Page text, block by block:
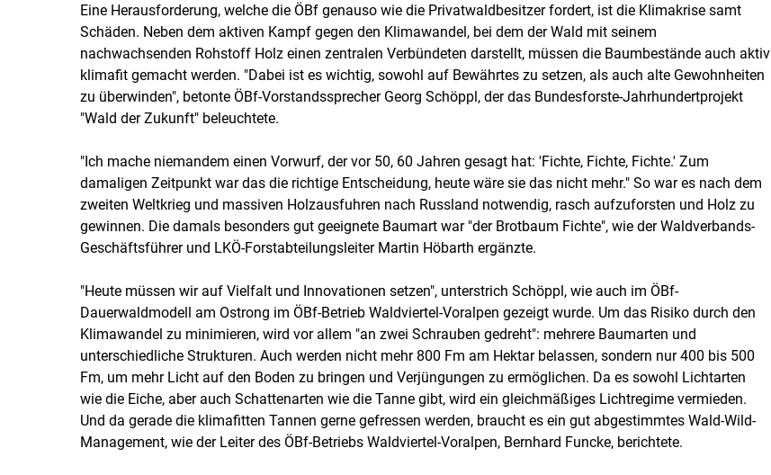
Skip to main content
Eine Herausforderung, welche die ÖBf genauso wie die Privatwaldbesitzer fordert, ist die Klimakrise samt
Schäden. Neben dem aktiven Kampf gegen den Klimawandel, bei dem der Wald mit seinem
nachwachsenden Rohstoff Holz einen zentralen Verbündeten darstellt, müssen die Baumbestände auch aktiv
klimafit gemacht werden. "Dabei ist es wichtig, sowohl auf Bewährtes zu setzen, als auch alte Gewohnheiten
zu überwinden", betonte ÖBf-Vorstandssprecher Georg Schöppl, der das Bundesforste-Jahrhundertprojekt
"Wald der Zukunft" beleuchtete.
"Ich mache niemandem einen Vorwurf, der vor 50, 60 Jahren gesagt hat: 'Fichte, Fichte, Fichte.' Zum
damaligen Zeitpunkt war das die richtige Entscheidung, heute wäre sie das nicht mehr." So war es nach dem
zweiten Weltkrieg und massiven Holzausfuhren nach Russland notwendig, rasch aufzuforsten und Holz zu
gewinnen. Die damals besonders gut geeignete Baumart war "der Brotbaum Fichte", wie der Waldverbands-
Geschäftsführer und LKÖ-Forstabteilungsleiter Martin Höbarth ergänzte.
"Heute müssen wir auf Vielfalt und Innovationen setzen", unterstrich Schöppl, wie auch im ÖBf-
Dauerwaldmodell am Ostrong im ÖBf-Betrieb Waldviertel-Voralpen gezeigt wurde. Um das Risiko durch den
Klimawandel zu minimieren, wird vor allem "an zwei Schrauben gedreht": mehrere Baumarten und
unterschiedliche Strukturen. Auch werden nicht mehr 800 Fm am Hektar belassen, sondern nur 400 bis 500
Fm, um mehr Licht auf den Boden zu bringen und Verjüngungen zu ermöglichen. Da es sowohl Lichtarten
wie die Eiche, aber auch Schattenarten wie die Tanne gibt, wird ein gleichmäßiges Lichtregime vermieden.
Und da gerade die klimafitten Tannen gerne gefressen werden, braucht es ein gut abgestimmtes Wald-Wild-
Management, wie der Leiter des ÖBf-Betriebs Waldviertel-Voralpen, Bernhard Funcke, berichtete.